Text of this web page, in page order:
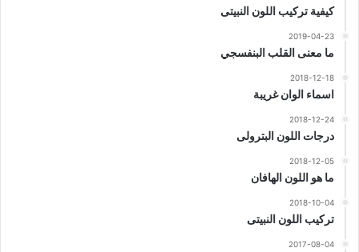
كيفية تركيب اللون النبيتى
2019-04-23
ما معنى القلب البنفسجي
2018-12-18
اسماء الوان غريبة
2018-12-24
درجات اللون البترولى
2018-12-05
ما هو اللون الهافان
2018-10-04
تركيب اللون النبيتى
2017-08-04